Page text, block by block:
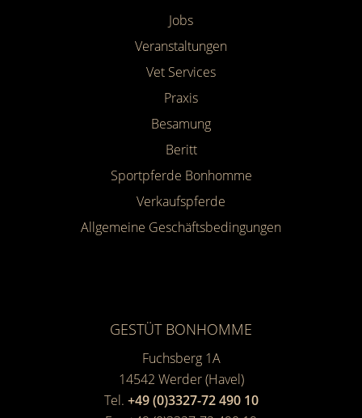
Jobs
Veranstaltungen
Vet Services
Praxis
Besamung
Beritt
Sportpferde Bonhomme
Verkaufspferde
Allgemeine Geschäfts­bedingungen
GESTÜT BONHOMME
Fuchsberg 1A
14542 Werder (Havel)
Tel. +49 (0)3327-72 490 10